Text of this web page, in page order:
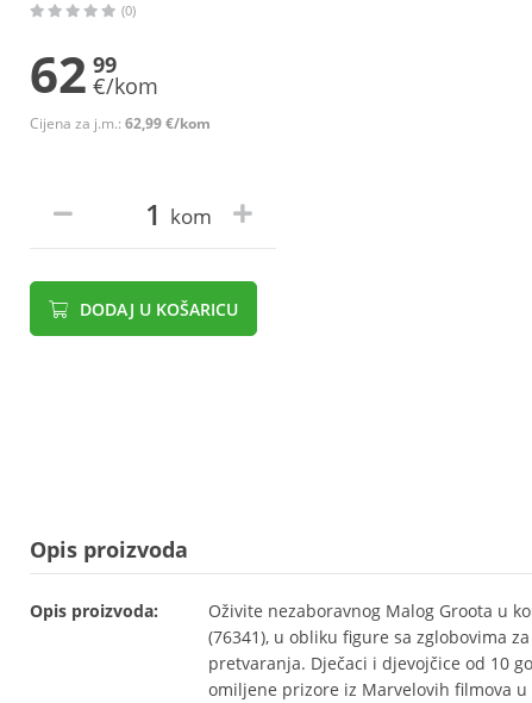
(0)
62 99
€/kom
Cijena za j.m.: 62,99 €/kom
kom
DODAJ U KOŠARICU
Opis proizvoda
Opis proizvoda:
Oživite nezaboravnog Malog Groota u
(76341), u obliku figure sa zglobovima
pretvaranja. Dječaci i djevojčice od 10
omiljene prizore iz Marvelovih filmova